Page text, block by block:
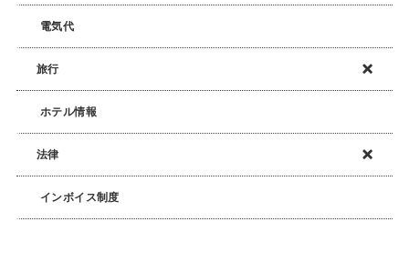
電気代
旅行
ホテル情報
法律
インボイス制度